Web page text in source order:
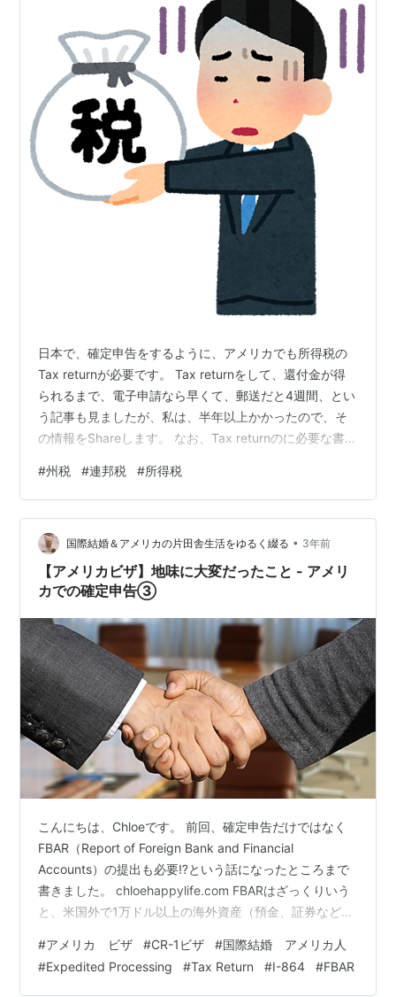
日本で、確定申告をするように、アメリカでも所得税の
Tax returnが必要です。 Tax returnをして、還付金が得
られるまで、電子申請なら早くて、郵送だと4週間、とい
う記事も見ましたが、私は、半年以上かかったので、そ
の情報をShareします。 なお、Tax returnのに必要な書類
子申請ではなく、郵送申請です。 Tax returnの詳細は、
下記のサイトなどが参考になるかと思います。 アメリカ
タックスリターン | タックス日本語 | アメリカ確定申告
を日本語で！｜F1 J1 Visa (taxnihongo.com) 所得税は、
連邦(…
#州税 #連邦税 #所得税
国際結婚＆アメリカの片田舎生活をゆるく綴る • 3年前
【アメリカビザ】地味に大変だったこと - アメリ
カでの確定申告③
こんにちは、Chloeです。 前回、確定申告だけではなく
FBAR（Report of Foreign Bank and Financial
Accounts）の提出も必要⁉️という話になったところまで
書きました。 chloehappylife.com FBARはざっくりいう
と、米国外で1万ドル以上の海外資産（預金、証券など）
年が時効なので、過去6年前まで遡って申告が必要です。
当初想定していたI-864のスコープ外ではあるけれど、申
#アメリカ ビザ #CR-1ビザ #国際結婚 アメリカ人
#Expedited Processing #Tax Return #I-864 #FBAR